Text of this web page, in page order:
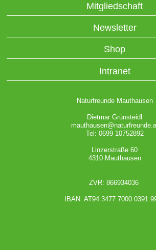
Mitgliedschaft
Newsletter
Shop
Intranet
Naturfreunde Mauthausen
Dietmar Grünsteidl
Tel: 0699 10752892
Linzerstraße 60
4310 Mauthausen
ZVR: 866934036
IBAN: AT94 3477 7000 0391